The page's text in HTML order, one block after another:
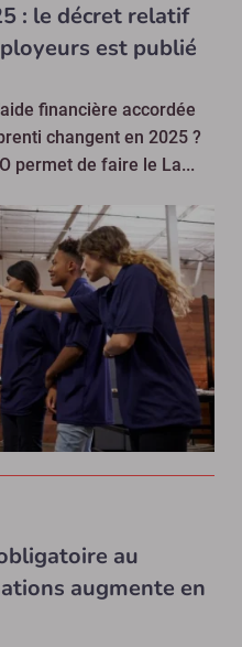
: le décret relatif
est publié
financière accordée
changent en 2025 ?
permet de faire le La...
au
augmente en